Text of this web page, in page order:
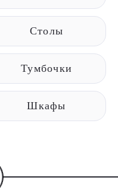
Столы
Тумбочки
Шкафы